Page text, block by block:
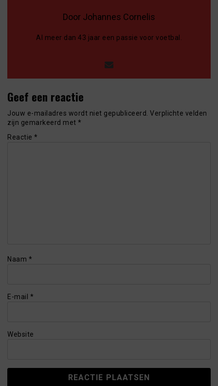
Door Johannes Cornelis
Al meer dan 43 jaar een passie voor voetbal.
Geef een reactie
Jouw e-mailadres wordt niet gepubliceerd. Verplichte velden
zijn gemarkeerd met *
Reactie *
Naam *
E-mail *
Website